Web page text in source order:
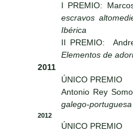
I PREMIO:
escravos
Ibérica
II PREMIO:
Elementos de
2011
ÚNICO PREMIO
Antonio Rey
galego-portuguesa
2012
ÚNICO PREMIO